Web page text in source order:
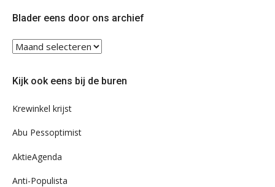
Blader eens door ons archief
Blader
ons
Kijk ook eens bij de buren
Krewinkel krijst
Abu Pessoptimist
AktieAgenda
Anti-Populista